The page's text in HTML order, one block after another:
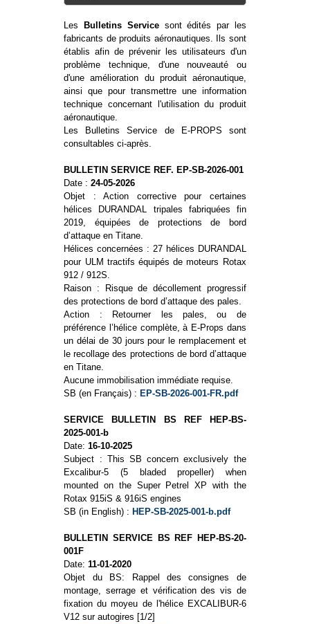
Les Bulletins Servicesont édités par les
fabricants de produits aéronautiques. Ils sont
établis afin de prévenir les utilisateurs d'un
problème technique, d'une nouveauté ou
d'une amélioration du produit aéronautique,
ainsi que pour transmettre une information
technique concernant l'utilisation du produit
aéronautique.
Les Bulletins Service de E-PROPS sont
consultables ci-après.
BULLETIN SERVICE REF. EP-SB-2026-001
Date :24-05-2026
Objet : Action corrective pour certaines
hélices DURANDAL tripales fabriquées fin
2019, équipées de protections de bord
d’attaque en Titane.
Hélices concernées : 27 hélices DURANDAL
pour ULM tractifs équipés de moteurs Rotax
912 / 912S.
Raison : Risque de décollement progressif
des protections de bord d’attaque des pales.
Action : Retourner les pales, ou de
préférence l’hélice complète, à E-Props dans
un délai de 30 jours pour le remplacement et
le recollage des protections de bord d’attaque
en Titane.
Aucune immobilisation immédiate requise.
SB (en Français) : EP-SB-2026-001-FR.pdf
SERVICE BULLETIN BS REF HEP-BS-
2025-001-b
Date:16-10-2025
Subject : This SB concern exclusively the
Excalibur-5 (5 bladed propeller) when
mounted on the Super Petrel XP with the
Rotax 915iS & 916iS engines
SB (in English) : HEP-SB-2025-001-b.pdf
BULLETIN SERVICE BS REF HEP-BS-20-
001F
Date:11-01-2020
Objet du BS: Rappel des consignes de
montage, serrage et vérification des vis de
fixation du moyeu de l'hélice EXCALIBUR-6
V12 sur autogires [1/2]